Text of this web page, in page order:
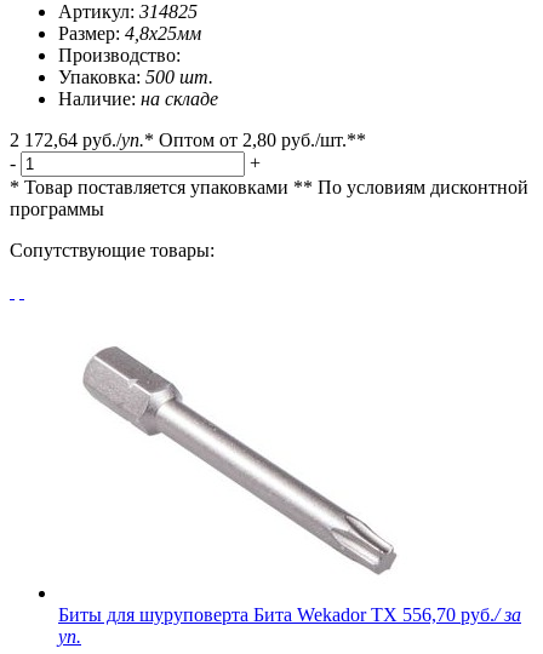
Артикул: 314825
Размер: 4,8х25мм
Производство:
Упаковка: 500 шт.
Наличие: на складе
2 172,64 руб./уп.* Оптом от 2,80 руб./шт.**
-
+
* Товар поставляется упаковками ** По условиям дисконтной
программы
Сопутствующие товары:
Биты для шуруповерта Бита Wekador TX 556,70 руб./ за
уп.